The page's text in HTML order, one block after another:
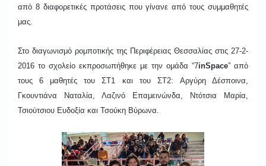
από 8 διαφορετικές προτάσεις που γίνανε από τους συμμαθητές
μας.
Στο διαγωνισμό ρομποτικής της Περιφέρειας Θεσσαλίας στις 27-2-
2016 το σχολείο εκπροσωπήθηκε με την ομάδα “7inSpace” από
τους 6 μαθητές του ΣΤ1 και του ΣΤ2: Αργύρη Δέσποινα,
Γκουντιάνα Ναταλία, Λαζινό Επαμεινώνδα, Ντότσια Μαρία,
Τσιούτσιου Ευδοξία και Τσούκη Βύρωνα